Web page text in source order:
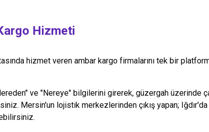
Hizmeti
hizmet veren ambar kargo firmalarını tek bir
ve "Nereye" bilgilerini girerek, güzergah üzerinde
Mersin'un lojistik merkezlerinden çıkış yapan; Iğdır